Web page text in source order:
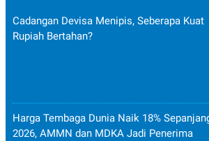
Cadangan Devisa Menipis, Seberapa Kuat
Rupiah Bertahan?
Harga Tembaga Dunia Naik 18%
2026, AMMN dan MDKA Jadi Penerima